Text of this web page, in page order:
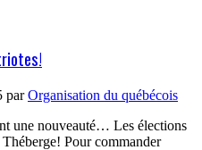
parOrganisation du québécois
une nouveauté… Les élections
Pour commander